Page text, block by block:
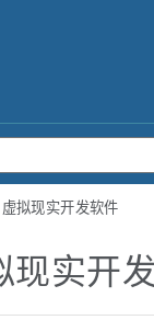
拟现实开发软件
现实开